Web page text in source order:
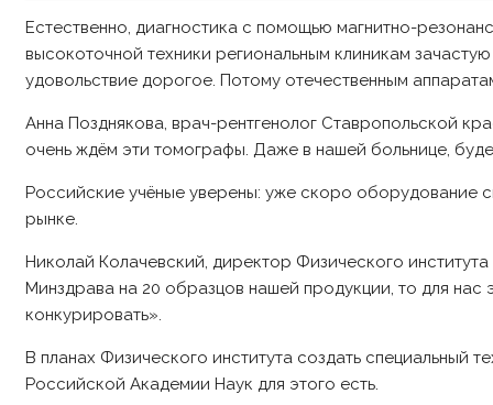
Естественно, диагностика с помощью магнитно-
высокоточной техники региональным клиникам
удовольствие дорогое. Потому отечественным
Анна Позднякова, врач-рентгенолог Ставропольской
очень ждём эти томографы. Даже в нашей больнице,
Российские учёные уверены: уже скоро оборудование
рынке.
Николай Колачевский, директор Физического
Минздрава на 20 образцов нашей продукции, то для
конкурировать».
В планах Физического института создать специальный
Российской Академии Наук для этого есть.